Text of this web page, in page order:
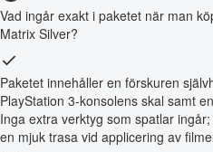
Vad ingår exakt i paketet när man
Matrix Silver?
Paketet innehåller en förskuren
PlayStation 3-konsolens skal samt
Inga extra verktyg som spatlar
en mjuk trasa vid applicering av